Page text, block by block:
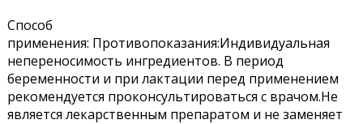
Способ
применения: Противопоказания:Индивидуальная
непереносимость ингредиентов. В период
беременности и при лактации перед применением
рекомендуется проконсультироваться с врачом.Не
является лекарственным препаратом и не заменяет